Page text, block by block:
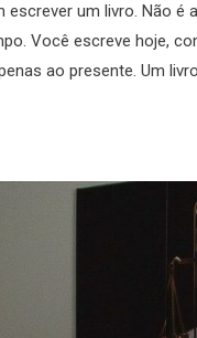
um livro. Não é
Você escreve hoje,
ao presente. Um